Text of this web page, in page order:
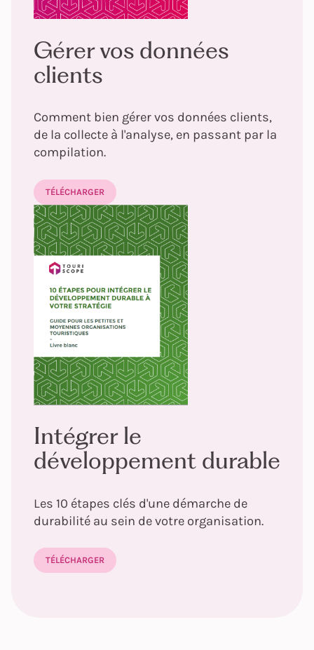
Gérer vos données
clients
Comment bien gérer vos données clients,
de la collecte à l'analyse, en passant par la
compilation.
TÉLÉCHARGER
Intégrer le
développement durable
Les 10 étapes clés d'une démarche de
durabilité au sein de votre organisation.
TÉLÉCHARGER